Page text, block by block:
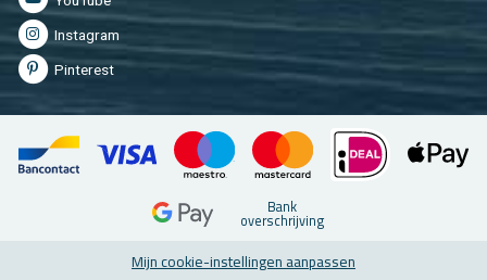
In­st­agram
Pin­te­rest
Bank
over­schrij­ving
Mijn coo­kie-in­stel­lin­gen aan­pas­sen